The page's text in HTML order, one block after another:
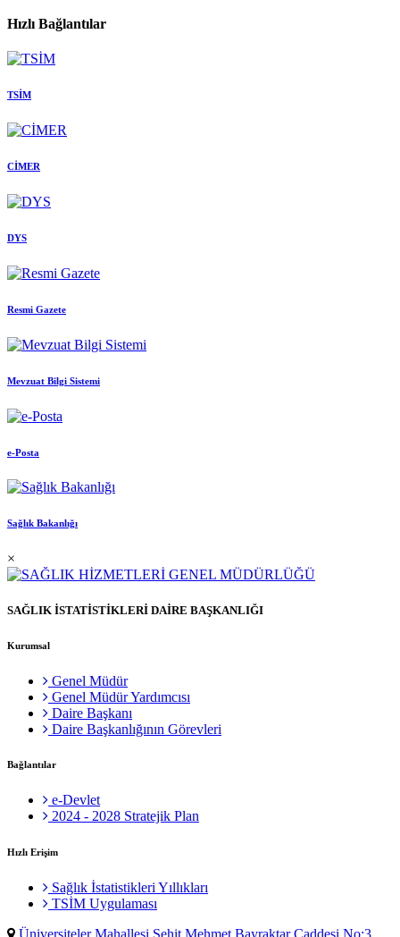
Hızlı Bağlantılar
TSİM
CİMER
DYS
Resmi Gazete
Mevzuat Bilgi Sistemi
e-Posta
Sağlık Bakanlığı
×
SAĞLIK İSTATİSTİKLERİ DAİRE BAŞKANLIĞI
Kurumsal
Genel Müdür
Genel Müdür Yardımcısı
Daire Başkanı
Daire Başkanlığının Görevleri
Bağlantılar
e-Devlet
2024 - 2028 Stratejik Plan
Hızlı Erişim
Sağlık İstatistikleri Yıllıkları
TSİM Uygulaması